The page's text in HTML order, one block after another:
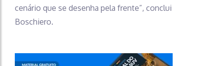
cenário que se desenha pela frente”, conclui
Boschiero.